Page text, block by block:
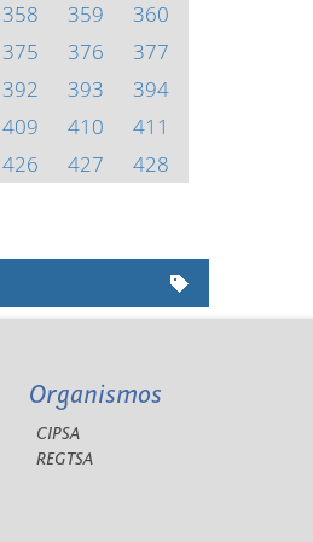
358 359
360
375 376
377
392 393
394
409 410
411
426 427
428
Organismos
CIPSA
REGTSA